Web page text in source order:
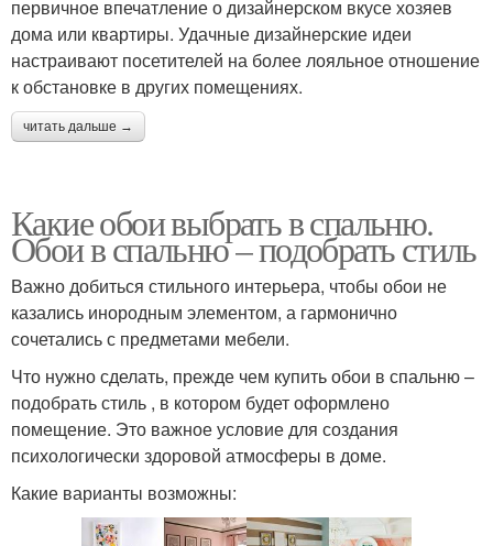
первичное впечатление о дизайнерском вкусе хозяев
дома или квартиры. Удачные дизайнерские идеи
настраивают посетителей на более лояльное отношение
к обстановке в других помещениях.
читать дальше →
Какие обои выбрать в спальню.
Обои в спальню – подобрать стиль
Важно добиться стильного интерьера, чтобы обои не
казались инородным элементом, а гармонично
сочетались с предметами мебели.
Что нужно сделать, прежде чем купить обои в спальню –
подобрать стиль , в котором будет оформлено
помещение. Это важное условие для создания
психологически здоровой атмосферы в доме.
Какие варианты возможны: